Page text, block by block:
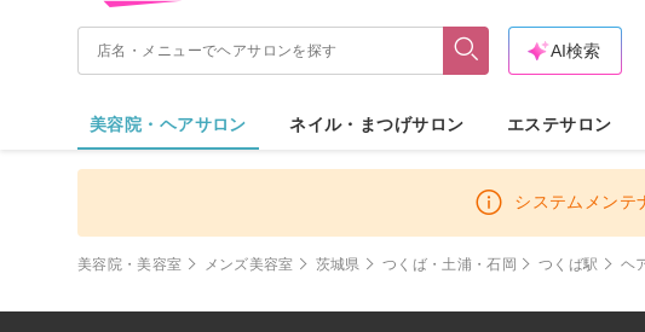
AI検索
美容院・ヘアサロン ネイル・まつげサロン エステサロン
システムメンテ
美容院・美容室 メンズ美容室 茨城県 つくば・土浦・石岡 つくば駅 ヘ